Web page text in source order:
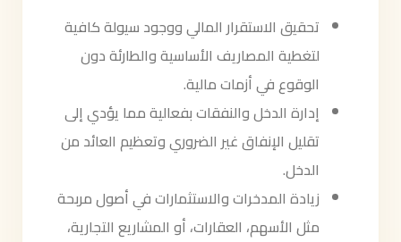
تحقيق الاستقرار المالي ووجود سيولة كافية
لتغطية المصاريف الأساسية والطارئة دون
الوقوع في أزمات مالية.
إدارة الدخل والنفقات بفعالية مما يؤدي إلى
تقليل الإنفاق غير الضروري وتعظيم العائد من
الدخل.
زيادة المدخرات والاستثمارات في أصول مربحة
مثل الأسهم، العقارات، أو المشاريع التجارية،